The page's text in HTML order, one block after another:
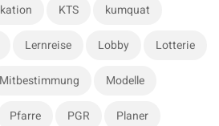
KTS kumquat
Lernreise Lobby Lotterie
Mitbestimmung Modelle
Pfarre PGR Planer